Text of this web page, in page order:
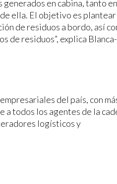
en cabina, tanto en
ella. El objetivo es plantear
de residuos a bordo, así
de residuos”, explica Blanca-
del país, con
a todos los agentes de la
logísticos y